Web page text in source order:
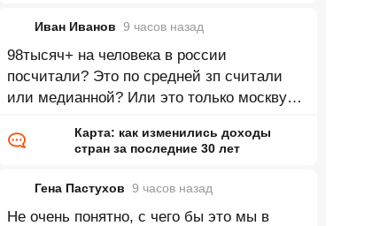
Иван Иванов 9 часов назад
98тысяч+ на человека в россии
посчитали? Это по средней зп считали
или медианной? Или это только москву
доля
Карта: как изменились доходы
стран за последние 30 лет
Гена Пастухов 9 часов назад
Не очень понятно, с чего бы это мы в